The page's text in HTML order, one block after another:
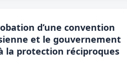
d’une convention
et le gouvernement
la protection réciproques